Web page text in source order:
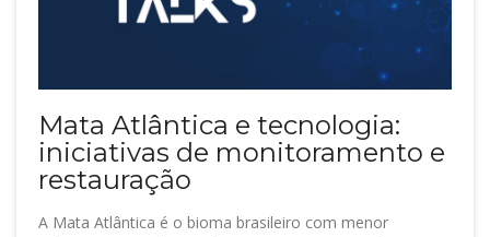
Mata Atlântica e tecnologia:
iniciativas de monitoramento e
restauração
A Mata Atlântica é o bioma brasileiro com menor